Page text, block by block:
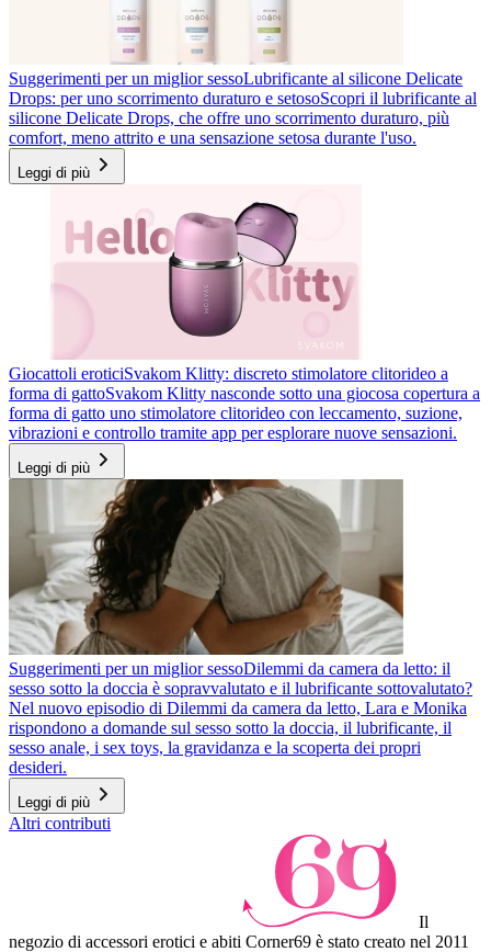
Suggerimenti per un miglior sessoLubrificante al silicone Delicate
Drops: per uno scorrimento duraturo e setosoScopri il lubrificante al
silicone Delicate Drops, che offre uno scorrimento duraturo, più
comfort, meno attrito e una sensazione setosa durante l'uso.
Leggi di più
Giocattoli eroticiSvakom Klitty: discreto stimolatore clitorideo a
forma di gattoSvakom Klitty nasconde sotto una giocosa copertura a
forma di gatto uno stimolatore clitorideo con leccamento, suzione,
vibrazioni e controllo tramite app per esplorare nuove sensazioni.
Leggi di più
Suggerimenti per un miglior sessoDilemmi da camera da letto: il
sesso sotto la doccia è sopravvalutato e il lubrificante sottovalutato?
Nel nuovo episodio di Dilemmi da camera da letto, Lara e Monika
rispondono a domande sul sesso sotto la doccia, il lubrificante, il
sesso anale, i sex toys, la gravidanza e la scoperta dei propri
desideri.
Leggi di più
Altri contributi
Il
negozio di accessori erotici e abiti Corner69 è stato creato nel 2011